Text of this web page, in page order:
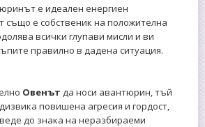
е идеален енергиен
също е собственик на положителна
всички глупави мисли и ви
правилно в дадена ситуация.
Овенът да носи авантюрин, тъй
повишена агресия и гордост,
до знака на неразбираеми